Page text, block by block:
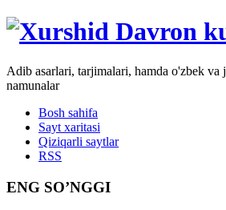
Adib asarlari, tarjimalari, hamda o'zbek va
namunalar
Bosh sahifa
Sayt xaritasi
Qiziqarli saytlar
RSS
ENG SO’NGGI